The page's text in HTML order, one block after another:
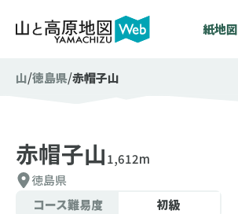
紙地図
山 徳島県 赤帽子山
赤帽子山1,612m
徳島県
コース難易度
初級